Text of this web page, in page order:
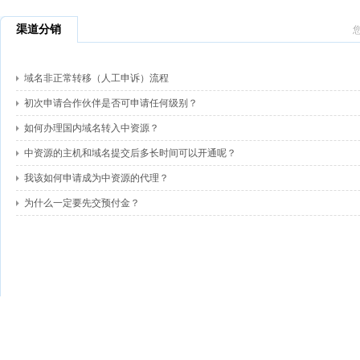
渠道分销
域名非正常转移（人工申诉）流程
初次申请合作伙伴是否可申请任何级别？
如何办理国内域名转入中资源？
中资源的主机和域名提交后多长时间可以开通呢？
我该如何申请成为中资源的代理？
为什么一定要先交预付金？